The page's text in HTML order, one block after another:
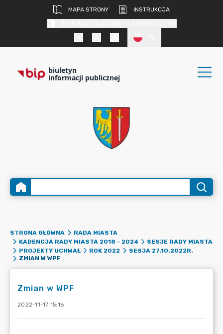
MAPA STRONY
INSTRUKCJA
biuletyn
informacji publicznej
STRONA GŁÓWNA
RADA MIASTA
KADENCJA RADY MIASTA 2018 - 2024
SESJE RADY MIASTA
PROJEKTY UCHWAŁ
ROK 2022
SESJA 27.10.2022R.
ZMIAN W WPF
Zmian w WPF
2022-11-17 15:16